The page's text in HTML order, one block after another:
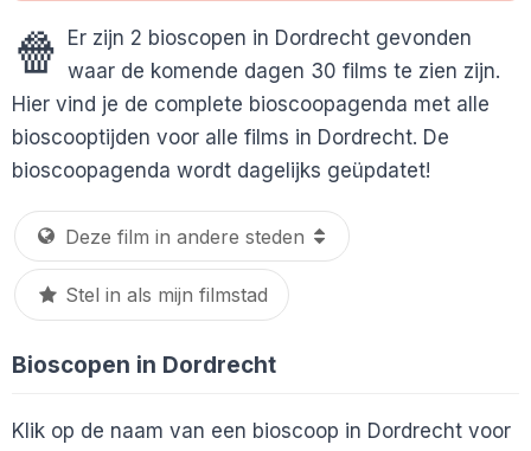
🍿 Er zijn 2 bioscopen in Dordrecht gevonden
waar de komende dagen 30 films te zien zijn.
Hier vind je de complete bioscoopagenda met alle
bioscooptijden voor alle films in Dordrecht. De
bioscoopagenda wordt dagelijks geüpdatet!
Stel in als mijn filmstad
Bioscopen in Dordrecht
Klik op de naam van een bioscoop in Dordrecht voor